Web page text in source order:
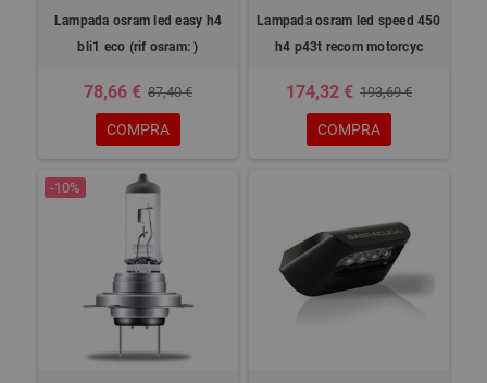
Lampada osram led easy h4
bli1 eco (rif osram: )
78,66 € 87,40 €
COMPRA
Lampada osram led speed 450
h4 p43t recom motorcyc
174,32 € 193,69 €
COMPRA
-10%